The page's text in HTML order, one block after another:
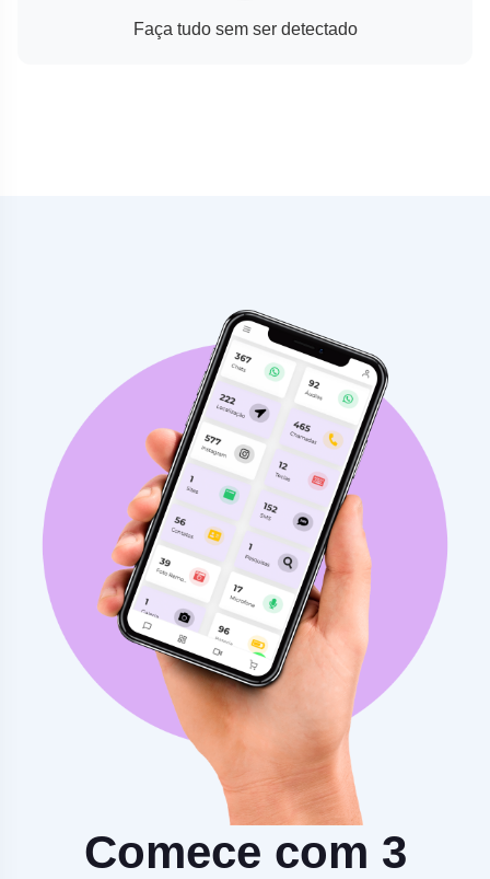
Faça tudo sem ser detectado
Comece com 3